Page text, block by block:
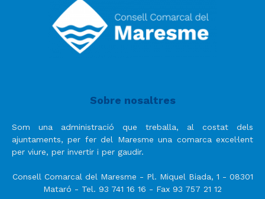
Sobre nosaltres
Som una administració que treballa, al costat dels
ajuntaments, per fer del Maresme una comarca excel·lent
per viure, per invertir i per gaudir.
Consell Comarcal del Maresme - Pl. Miquel Biada, 1 - 08301
Mataró - Tel. 93 741 16 16 - Fax 93 757 21 12